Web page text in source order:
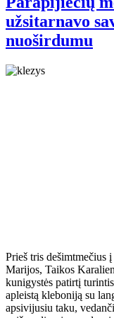
užsitarnavo
nuoširdumu
Prieš tris dešimtmečius
Marijos, Taikos
kunigystės patirtį
apleistą kleboniją su
apsivijusiu taku,